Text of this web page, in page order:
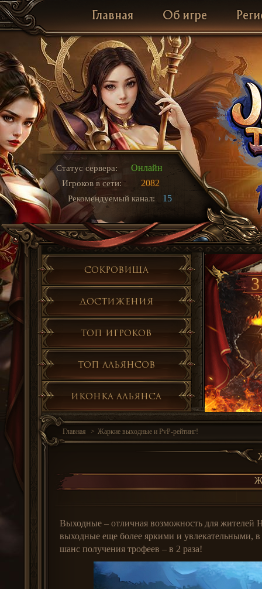
Главная Об игре
Статус сервера: Онлайн
Игроков в сети: 2082
Рекомендуемый канал: 15
Сокровища
Достижения
Топ игроков
Топ альянсов
Иконка альянса
Главная Жаркие выходные и PvP-рейтинг!
Выходные – отличная возможность для жителей
выходные еще более яркими и увлекательными,
шанс получения трофеев – в 2 раза!